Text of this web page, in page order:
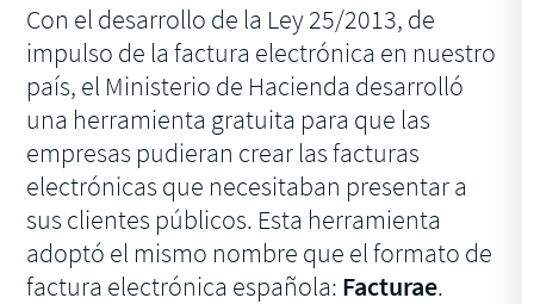
Con el desarrollo de la Ley 25/2013, de
impulso de la factura electrónica en nuestro
país, el Ministerio de Hacienda desarrolló
una herramienta gratuita para que las
empresas pudieran crear las facturas
electrónicas que necesitaban presentar a
sus clientes públicos. Esta herramienta
adoptó el mismo nombre que el formato de
factura electrónica española: Facturae.